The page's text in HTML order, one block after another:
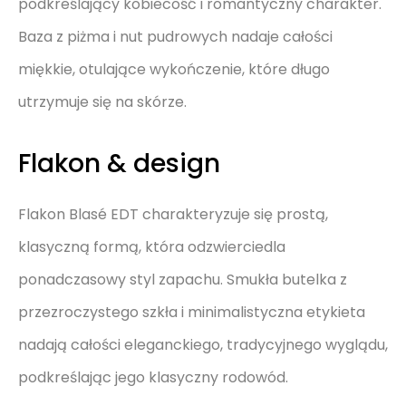
Baza z piżma i nut pudrowych nadaje całości
miękkie, otulające wykończenie, które długo
utrzymuje się na skórze.
Flakon & design
Flakon Blasé EDT charakteryzuje się prostą,
klasyczną formą, która odzwierciedla
ponadczasowy styl zapachu. Smukła butelka z
przezroczystego szkła i minimalistyczna etykieta
nadają całości eleganckiego, tradycyjnego wyglądu,
podkreślając jego klasyczny rodowód.